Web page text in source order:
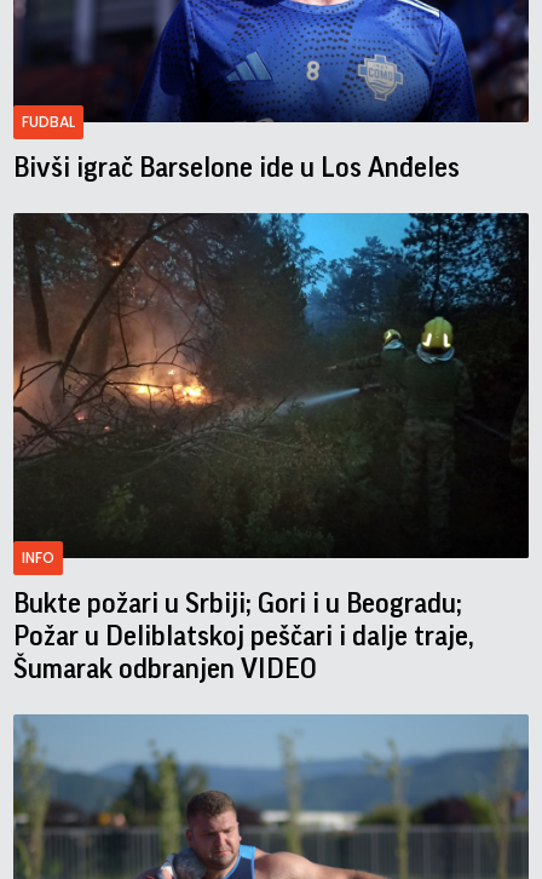
FUDBAL
Bivši igrač Barselone ide u Los Anđeles
INFO
Bukte požari u Srbiji; Gori i u Beogradu;
Požar u Deliblatskoj peščari i dalje traje,
Šumarak odbranjen VIDEO